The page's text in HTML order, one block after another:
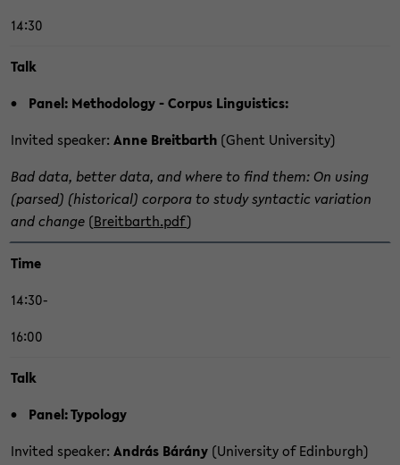
14:30
Talk
Panel: Me­tho­do­lo­gy - Cor­pus Lin­gu­is­tics:
In­vi­ted spea­ker: Anne Breit­barth (Ghent Uni­ver­si­ty)
Bad data, bet­ter data, and where to find them: On using
(par­sed) (his­to­ri­cal) cor­po­ra to study syn­tac­tic va­ria­ti­on
and chan­ge (Breit­barth.pdf)
Time
14:30-
16:00
Talk
Panel: Ty­po­lo­gy
In­vi­ted spea­ker: András Bárány (Uni­ver­si­ty of Edin­burgh)